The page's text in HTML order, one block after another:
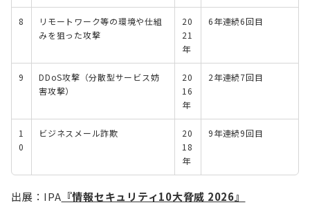
8
リモートワーク等の環境や仕組
みを狙った攻撃
20
21
年
6年連続6回目
9
DDoS攻撃（分散型サービス妨
害攻撃）
20
16
年
2年連続7回目
1
0
ビジネスメール詐欺
20
18
年
9年連続9回目
出展：IPA 『情報セキュリティ10大脅威 2026』